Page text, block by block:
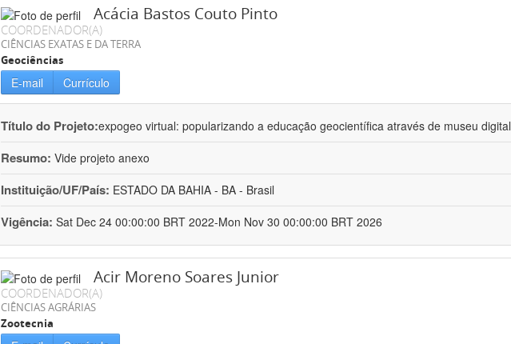
Acácia Bastos Couto Pinto
COORDENADOR(A)
CIÊNCIAS EXATAS E DA TERRA
Geociências
E-mail Currículo
Título do Projeto:expogeo virtual: popularizando a educação geocientífica através de museu digital
Resumo: Vide projeto anexo
Instituição/UF/País: ESTADO DA BAHIA - BA - Brasil
Vigência: Sat Dec 24 00:00:00 BRT 2022-Mon Nov 30 00:00:00 BRT 2026
Acir Moreno Soares Junior
COORDENADOR(A)
CIÊNCIAS AGRÁRIAS
Zootecnia